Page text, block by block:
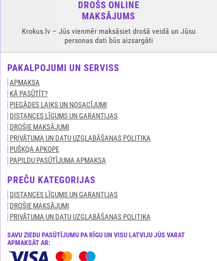
DROŠS ONLINE
MAKSĀJUMS
Krokus.lv – Jūs vienmēr maksāsiet drošā veidā un Jūsu
personas dati būs aizsargāti
PAKALPOJUMI UN SERVISS
APMAKSA
KĀ PASŪTĪT?
PIEGĀDES LAIKS UN NOSACĪJUMI
DISTANCES LĪGUMS UN GARANTIJAS
DROŠIE MAKSĀJUMI
PRIVĀTUMA UN DATU UZGLABĀŠANAS POLITIKA
PUŠĶQA APKOPE
PAPILDU PASŪTĪJUMA APMAKSA
PREČU KATEGORIJAS
DISTANCES LĪGUMS UN GARANTIJAS
DROŠIE MAKSĀJUMI
PRIVĀTUMA UN DATU UZGLABĀŠANAS POLITIKA
SAVU ZIEDU PASŪTĪJUMU PA RĪGU UN VISU LATVIJU JŪS VARAT
APMAKSĀT AR: